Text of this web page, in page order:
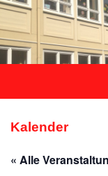
Kalender
« Alle